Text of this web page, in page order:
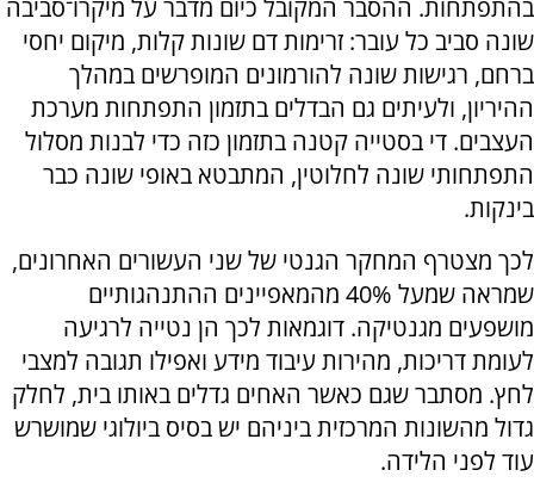
בהתפתחות. ההסבר המקובל כיום מדבר על מיקרו־סביבה
שונה סביב כל עובר: זרימות דם שונות קלות, מיקום יחסי
ברחם, רגישות שונה להורמונים המופרשים במהלך
ההיריון, ולעיתים גם הבדלים בתזמון התפתחות מערכת
העצבים. די בסטייה קטנה בתזמון כזה כדי לבנות מסלול
התפתחותי שונה לחלוטין, המתבטא באופי שונה כבר
בינקות.
לכך מצטרף המחקר הגנטי של שני העשורים האחרונים,
שמראה שמעל 40% מהמאפיינים ההתנהגותיים
מושפעים מגנטיקה. דוגמאות לכך הן נטייה לרגיעה
לעומת דריכות, מהירות עיבוד מידע ואפילו תגובה למצבי
לחץ. מסתבר שגם כאשר האחים גדלים באותו בית, לחלק
גדול מהשונות המרכזית ביניהם יש בסיס ביולוגי שמושרש
עוד לפני הלידה.